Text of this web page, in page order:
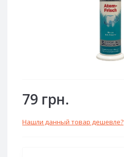
79 грн.
Нашли данный товар дешевле?